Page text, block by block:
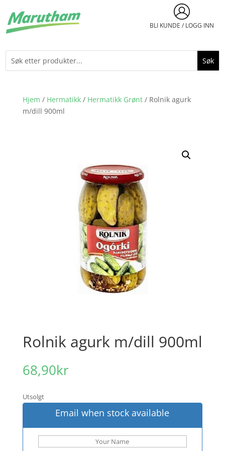
BLI KUNDE / LOGG INN
Hjem / Hermatikk/ Hermatikk Grønt/ Rolnik agurk
m/dill 900ml
Rolnik agurk m/dill 900ml
68,90kr
Utsolgt
Email when stock available